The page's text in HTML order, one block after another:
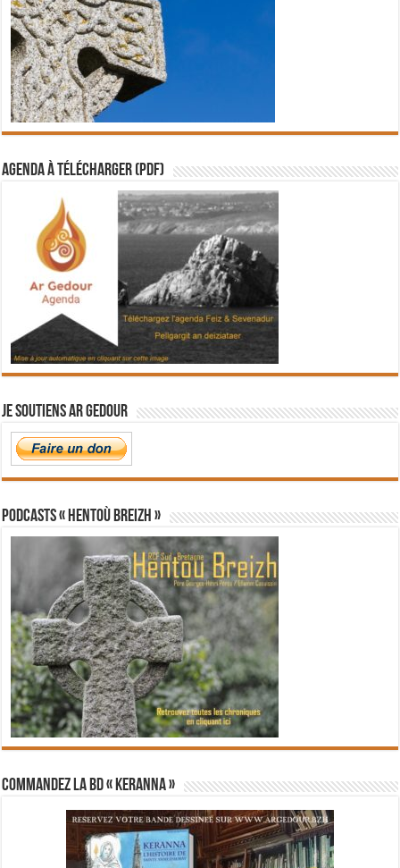
Agenda à télécharger (PDF)
Je soutiens Ar Gedour
PODCASTS « Hentoù Breizh »
Commandez la BD « Keranna »